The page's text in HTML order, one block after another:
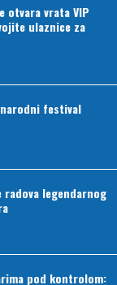
otvara vrata VIP
ulaznice za
festival
radova legendarnog
pod kontrolom: